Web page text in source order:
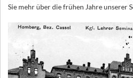
Sie mehr über die frühen Jahre unserer